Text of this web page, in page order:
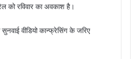
को रविवार का अवकाश है।
वीडियो कान्फ्रेसिंग के जरिए